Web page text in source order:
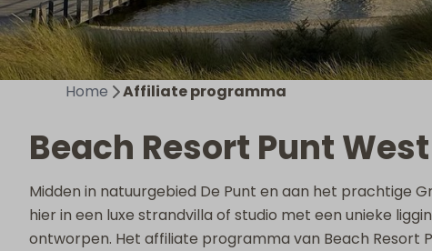
Home Affiliate programma
Beach Resort Punt
Midden in natuurgebied De Punt en aan het prachtige
hier in een luxe strandvilla of studio met een unieke
ontworpen. Het affiliate programma van Beach